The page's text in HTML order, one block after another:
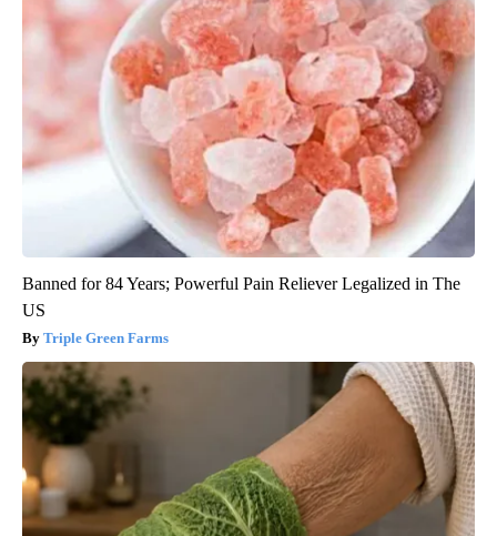
Banned for 84 Years; Powerful Pain Reliever Legalized in The
US
Triple Green Farms